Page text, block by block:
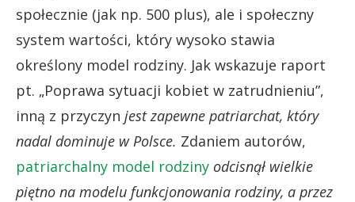
społecznie (jak np. 500 plus), ale i społeczny
system wartości, który wysoko stawia
określony model rodziny. Jak wskazuje raport
pt. „Poprawa sytuacji kobiet w zatrudnieniu”,
inną z przyczyn jest zapewne patriarchat, który
nadal dominuje w Polsce. Zdaniem autorów,
patriarchalny model rodziny odcisnął wielkie
piętno na modelu funkcjonowania rodziny, a przez